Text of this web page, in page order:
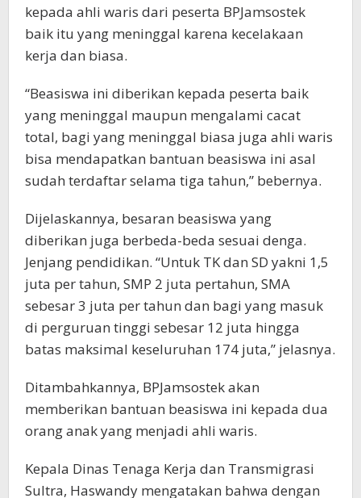
kepada ahli waris dari peserta BPJamsostek
baik itu yang meninggal karena kecelakaan
kerja dan biasa.
“Beasiswa ini diberikan kepada peserta baik
yang meninggal maupun mengalami cacat
total, bagi yang meninggal biasa juga ahli waris
bisa mendapatkan bantuan beasiswa ini asal
sudah terdaftar selama tiga tahun,” bebernya.
Dijelaskannya, besaran beasiswa yang
diberikan juga berbeda-beda sesuai denga.
Jenjang pendidikan. “Untuk TK dan SD yakni 1,5
juta per tahun, SMP 2 juta pertahun, SMA
sebesar 3 juta per tahun dan bagi yang masuk
di perguruan tinggi sebesar 12 juta hingga
batas maksimal keseluruhan 174 juta,” jelasnya.
Ditambahkannya, BPJamsostek akan
memberikan bantuan beasiswa ini kepada dua
orang anak yang menjadi ahli waris.
Kepala Dinas Tenaga Kerja dan Transmigrasi
Sultra, Haswandy mengatakan bahwa dengan